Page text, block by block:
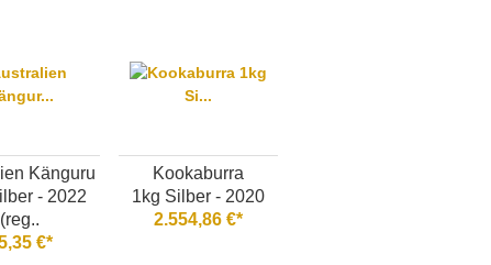
Känguru
- 2022
(reg..
€*
Kookaburra
1kg Silber - 2020
2.554,86 €*